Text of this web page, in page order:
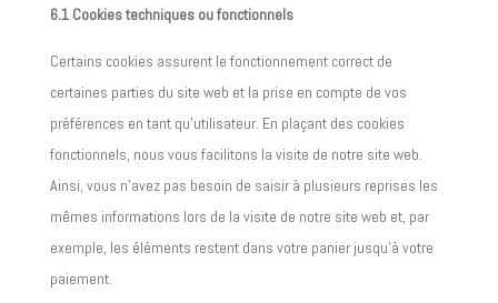
6.1 Cookies techniques ou fonctionnels
Certains cookies assurent le fonctionnement correct de
certaines parties du site web et la prise en compte de vos
préférences en tant qu’utilisateur. En plaçant des cookies
fonctionnels, nous vous facilitons la visite de notre site web.
Ainsi, vous n’avez pas besoin de saisir à plusieurs reprises les
mêmes informations lors de la visite de notre site web et, par
exemple, les éléments restent dans votre panier jusqu’à votre
paiement.